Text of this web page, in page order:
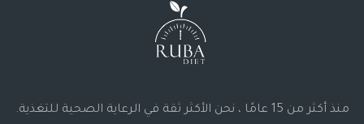
منذ أكثر من 15 عامًا ، نحن الأكثر ثقة في الرعاية الصحية للتغذية.